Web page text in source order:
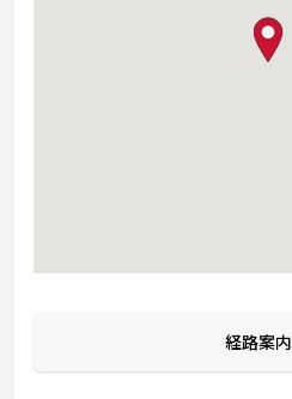
map pin
経路案内